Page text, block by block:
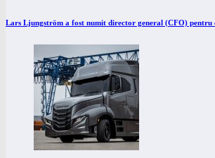
Lars Ljungström a fost numit director general (CFO) pentru